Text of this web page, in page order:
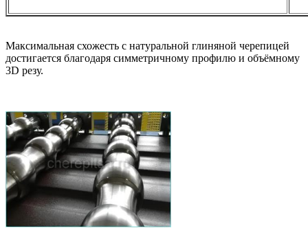
Максимальная схожесть с натуральной глиняной черепицей
достигается благодаря симметричному профилю и объёмному
3D резу.